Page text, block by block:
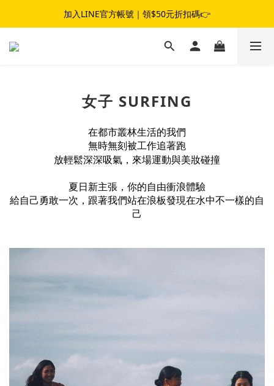
夏日女子冒險☀️｜滿$1,800 現折 $100｜滿$3,800 現折 $300
加入LINE官方帳號｜領$50元折扣碼👉
夏日女子冒險☀️｜滿$1,800 現折 $100｜滿$3,800 現折 $300
女子 SURFING
在都市叢林生活的我們
無時無刻被工作追著跑
放輕鬆深深吸氣， 來場運動與美妝碰撞
夏日新主張，你的自由衝浪體驗
給自己勇敢一次，跟著我們站在浪板發現在水中不一樣的自
己